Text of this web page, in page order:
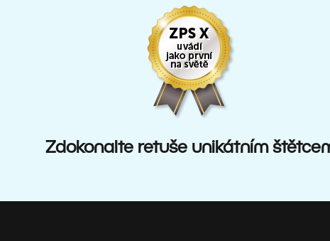
Zdokonalte retuše unikátním